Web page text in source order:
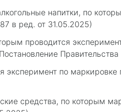
напитки, по
в ред. от 31.05.2025)
проводится
эксперимент по
средства, по которым